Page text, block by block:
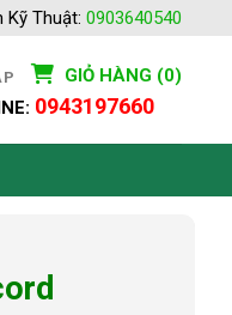
Kỹ Thuật: 0903640540
GIỎ HÀNG (0)
0943197660